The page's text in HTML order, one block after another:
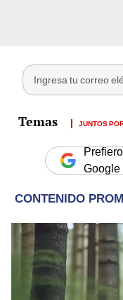
JUNTOS
Google